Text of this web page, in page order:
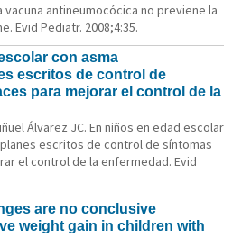
vacuna antineumocócica no previene la
Evid Pediatr. 2008;4:35.
con asma
escritos de control de
para mejorar el control de la
Álvarez JC. En niños en edad escolar
escritos de control de síntomas
el control de la enfermedad. Evid
are no conclusive
weight gain in children with